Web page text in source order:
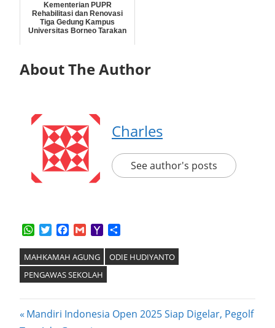
Kementerian PUPR
Rehabilitasi dan Renovasi
Tiga Gedung Kampus
Universitas Borneo Tarakan
About The Author
Charles
See author's posts
WhatsApp
TwitterFacebook
GmailYahoo
MAHKAMAH AGUNG
ODIE HUDIYANTO
PENGAWAS SEKOLAH
Post
Previous
Mandiri Indonesia Open 2025 Siap Digelar, Pegolf